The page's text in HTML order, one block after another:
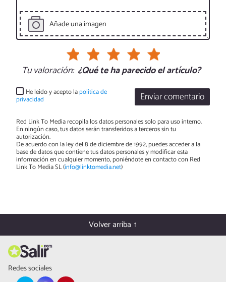
Añade una imagen
Tu valoración: ¿Qué te ha parecido el artículo?
Enviar comentario
He leído y acepto lapolítica de
privacidad
Red Link To Media recopila los datos personales solo para uso interno.
En ningún caso, tus datos serán transferidos a terceros sin tu
autorización.
De acuerdo con la ley del 8 de diciembre de 1992, puedes acceder a la
base de datos que contiene tus datos personales y modificar esta
información en cualquier momento, poniéndote en contacto con Red
Link To Media SL (info@linktomedia.net)
Volver arriba ↑
Redes sociales